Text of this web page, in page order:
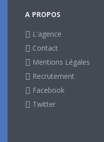
A PROPOS
L'agence
Contact
Mentions Légales
Recrutement
Facebook
Twitter